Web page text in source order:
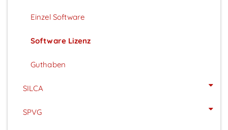
Einzel Software
Software Lizenz
Guthaben
SILCA
SPVG